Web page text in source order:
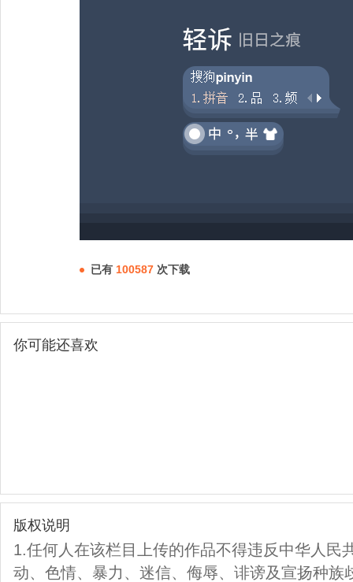
已有 100587 次下载
你可能还喜欢
版权说明
1.任何人在该栏目上传的作品不得违反中华人民
动、色情、暴力、迷信、侮辱、诽谤及宣扬种族